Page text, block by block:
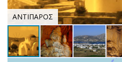
ΑΝΤΙΠΑΡΟΣ